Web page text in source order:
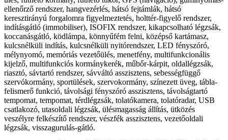
ellenőrző rendszer, hangvezérlés, hátsó fejtámlák, hátsó
keresztirányú forgalomra figyelmeztetés, holttér-figyelő rendszer,
indításgátló (immobiliser), ISOFIX rendszer, kikapcsolható légzsák,
koccanásgátló, ködlámpa, könnyűfém felni, középső kartámasz,
kulcsnélküli indítás, kulcsnélküli nyitórendszer, LED fényszóró,
mélynyomó, memóriás vezetőülés, menetfény, multifunkcionális
kijelző, multifunkciós kormánykerék, műbőr-kárpit, oldallégzsák,
riasztó, sávtartó rendszer, sávváltó asszisztens, sebességfüggő
szervókormány, sportülések, szervokormány, színezett üveg, tábla-
felismerő funkció, távolsági fényszóró asszisztens, távolságtartó
tempomat, tempomat, térdlégzsák, tolatókamera, tolatóradar, USB
csatlakozó, utasoldali légzsák, ülésmagasság állítás, ütközés
veszélyre felkészítő rendszer, vészfék asszisztens, vezetőoldali
légzsák, visszagurulás-gátló.